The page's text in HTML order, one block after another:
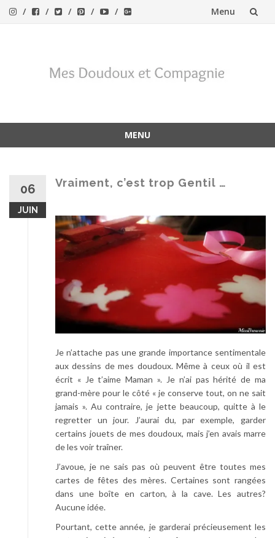
Menu
MENU
06
JUIN
Vraiment, c’est trop Gentil …
Je n’attache pas une grande importance sentimentale
aux dessins de mes doudoux. Même à ceux où il est
écrit « Je t’aime Maman ». Je n’ai pas hérité de ma
grand-mère pour le côté « je conserve tout, on ne sait
jamais ». Au contraire, je jette beaucoup, quitte à le
regretter un jour. J’aurai du, par exemple, garder
certains jouets de mes doudoux, mais j’en avais marre
de les voir traîner.
J’avoue, je ne sais pas où peuvent être toutes mes
cartes de fêtes des mères. Certaines sont rangées
dans une boîte en carton, à la cave. Les autres?
Aucune idée.
Pourtant, cette année, je garderai précieusement les